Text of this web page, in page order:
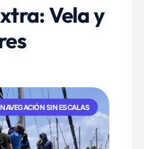
Vela y
NAVEGACIÓN SIN ESCALAS